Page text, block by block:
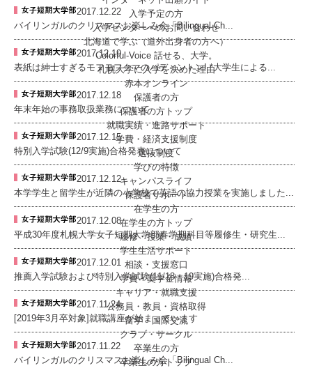
入学予定の方
入学センターへのお問い合わせ
北海道で学ぶ（道外出身者の方へ）
Colorful-Voice 話せる、大学。
札幌大学に入学を決めた理由
赤本オンライン
保護者の方
保護者の方トップ
就職実績・進路サポート
学費・経済支援制度
選抜制度
学びの特徴
キャンパスライフ
保護者サポート
在学生の方
在学生の方トップ
履修・授業・成績
学生生活サポート
相談・支援窓口
学費・奨学金情報
キャリア・就職支援
公務員・教員・資格取得
留学・国際交流
クラブ・サークル
卒業生の方
卒業生の方トップ
2017.12.22
バイリンガルのクリスマスお楽しみ会「Bilingual Ch...
2017.12.19
表紙は紳士すぎるモフモフクマのパディントン! *大学生による...
2017.12.18
年末年始の事務取扱業務について
2017.12.15
特別入学試験(12/9実施)合格発表について
2017.12.12
本学学生と留学生が近隣の小学校で英語の協力授業を実施しました...
2017.12.08
平成30年度札幌大学女子短期大学部春学期科目等履修生・研究生...
2017.12.01
推薦入学試験および特別入学試験(11/18・19実施)合格発...
2017.11.24
[2019年3月卒対象]就職講座が始まっています
2017.11.22
バイリンガルのクリスマスお楽しみ会「Bilingual Ch...